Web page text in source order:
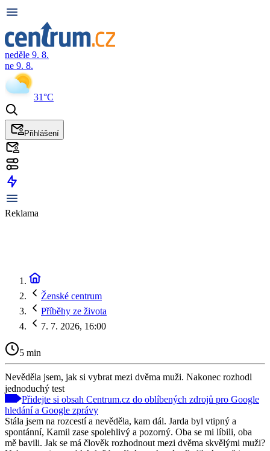
neděle 9. 8.
ne 9. 8.
31°C
Přihlášení
Reklama
Ženské centrum
Příběhy ze života
7. 7. 2026, 16:00
5 min
Nevěděla jsem, jak si vybrat mezi dvěma muži. Nakonec rozhodl
jednoduchý test
Přidejte si obsah Centrum.cz do oblíbených zdrojů pro Google
hledání a Google zprávy
Stála jsem na rozcestí a nevěděla, kam dál. Jarda byl vtipný a
spontánní, Kamil zase spolehlivý a pozorný. Oba se mi líbili, oba
mě bavili. Jak se má člověk rozhodnout mezi dvěma skvělými muži?